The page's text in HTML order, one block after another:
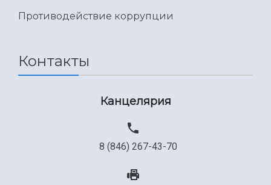
Противодействие коррупции
Контакты
Канцелярия
8 (846) 267-43-70